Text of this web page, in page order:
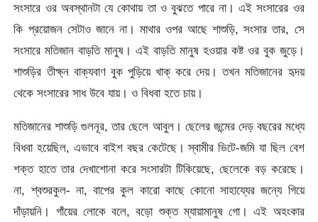
সংসারে ওর অবস্থানটা যে কোথায় তা ও বুঝতে পারে না। এই সংসারের ওর
কি প্রয়োজন সেটাও জানে না। মাথার ওপর আছে শাশুড়ি, সংসার তার, সে
সংসারে মতিজান বাড়তি মানুষ। এই বাড়তি মানুষ হওয়ার কষ্ট ওর বুক জুড়ে।
শাশুড়ির তীক্ষ্ন বাক্যবাণ বুক পুড়িয়ে খাক্ করে দেয়। তখন মতিজানের হৃদয়
থেকে সংসারের সাধ উবে যায়। ও বিধবা হতে চায়।
মতিজানের শাশুড়ি গুলনূর, তার ছেলে আবুল। ছেলের জন্মের দেড় বছরের মধ্যে
বিধবা হয়েছিল, এভাবে বাইশ বছর কেটেছে। স্বামীর ভিটে-জমি যা ছিল বেশ
শক্ত হাতে তার দেখাশোনা করে সংসারটা টিকিয়েছে, ছেলেকে বড় করেছে।
না, শ্বশুরকুল- না, বাপের কুল কারো কাছে কোনো সাহায্যের জন্যে গিয়ে
দাঁড়ায়নি। গাঁয়ের লোকে বলে, বড়ো শুক্ত ম্যায়ামানুষ গো। এই অহংকার